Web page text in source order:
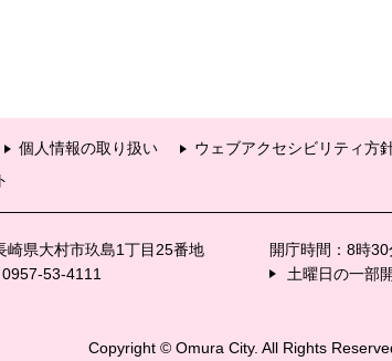
個人情報の取り扱い ウェブアクセシビリティ方
県大村市玖島1丁目25番地
53-4111
開庁時間：8時
土曜日の一部
Copyright © Omura City. All Rights